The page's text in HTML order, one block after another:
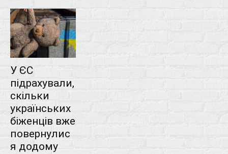
У ЄС
підрахували,
скільки
українських
біженців вже
повернулис
я додому